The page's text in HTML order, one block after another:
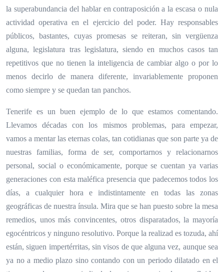
la superabundancia del hablar en contraposición a la escasa o nula
actividad operativa en el ejercicio del poder. Hay responsables
públicos, bastantes, cuyas promesas se reiteran, sin vergüenza
alguna, legislatura tras legislatura, siendo en muchos casos tan
repetitivos que no tienen la inteligencia de cambiar algo o por lo
menos decirlo de manera diferente, invariablemente proponen
como siempre y se quedan tan panchos.
Tenerife es un buen ejemplo de lo que estamos comentando.
Llevamos décadas con los mismos problemas, para empezar,
vamos a mentar las eternas colas, tan cotidianas que son parte ya de
nuestras familias, forma de ser, comportarnos y relacionarnos
personal, social o económicamente, porque se cuentan ya varias
generaciones con esta maléfica presencia que padecemos todos los
días, a cualquier hora e indistintamente en todas las zonas
geográficas de nuestra ínsula. Mira que se han puesto sobre la mesa
remedios, unos más convincentes, otros disparatados, la mayoría
egocéntricos y ninguno resolutivo. Porque la realizad es tozuda, ahí
están, siguen impertérritas, sin visos de que alguna vez, aunque sea
ya no a medio plazo sino contando con un periodo dilatado en el